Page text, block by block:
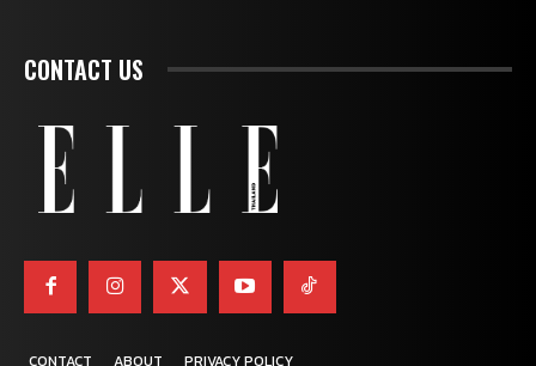
CONTACT US
CONTACT ABOUT PRIVACY POLICY